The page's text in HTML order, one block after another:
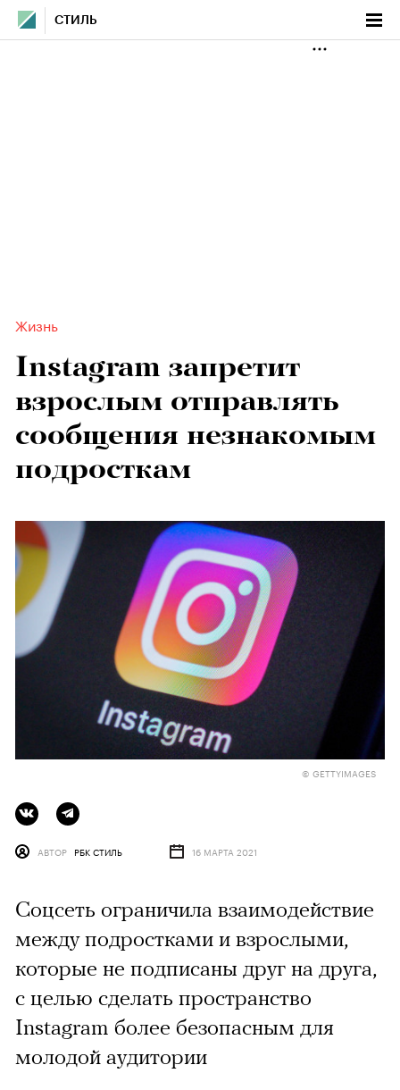
СТИЛЬ
Жизнь
Instagram запретит
взрослым отправлять
сообщения незнакомым
подросткам
© GETTYIMAGES
АВТОР РБК СТИЛЬ 16 МАРТА 2021
Соцсеть ограничила взаимодействие
между подростками и взрослыми,
которые не подписаны друг на друга,
с целью сделать пространство
Instagram более безопасным для
молодой аудитории